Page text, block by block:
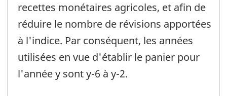
recettes monétaires agricoles, et afin de
réduire le nombre de révisions apportées
à l'indice. Par conséquent, les années
utilisées en vue d'établir le panier pour
l'année y sont y-6 à y-2.